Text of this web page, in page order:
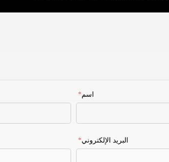
اسم *
البريد الإلكتروني*